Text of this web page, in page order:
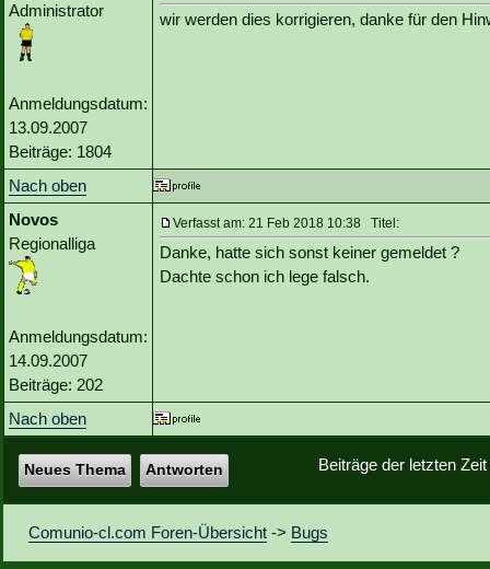
Administrator
Anmeldungsdatum:
13.09.2007
Beiträge: 1804
wir werden dies korrigieren, danke für den
Nach oben
Novos
Regionalliga
Anmeldungsdatum:
14.09.2007
Beiträge: 202
Verfasst am: 21 Feb 2018 10:38 Titel:
Danke, hatte sich sonst keiner gemeldet ?
Dachte schon ich lege falsch.
Nach oben
Beiträge der letzten
Neues Thema Antworten
Comunio-cl.com Foren-Übersicht -> Bugs